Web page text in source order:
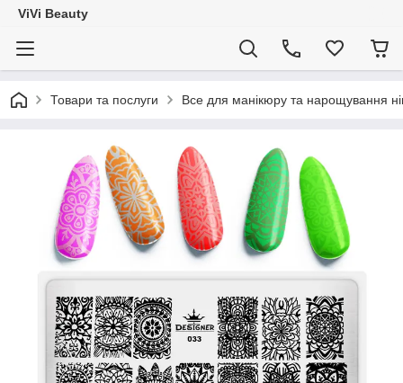
ViVi Beauty
Товари та послуги Все для манікюру та нарощування